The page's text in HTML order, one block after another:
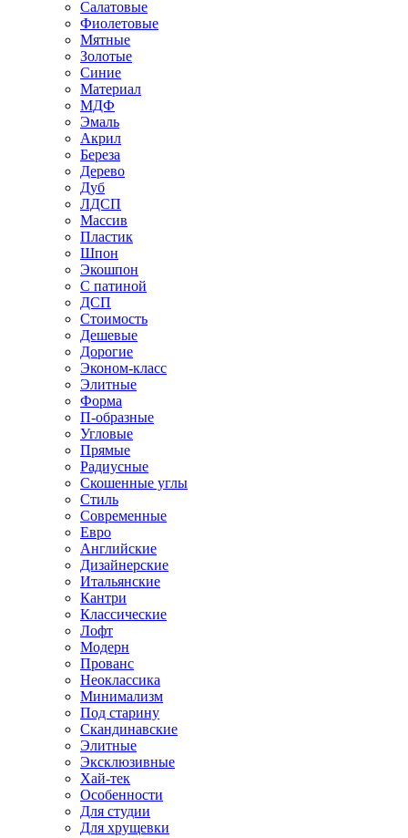
Салатовые
Фиолетовые
Мятные
Золотые
Синие
Материал
МДФ
Эмаль
Акрил
Береза
Дерево
Дуб
ЛДСП
Массив
Пластик
Шпон
Экошпон
С патиной
ДСП
Стоимость
Дешевые
Дорогие
Эконом-класс
Элитные
Форма
П-образные
Угловые
Прямые
Радиусные
Скошенные углы
Стиль
Современные
Евро
Английские
Дизайнерские
Итальянские
Кантри
Классические
Лофт
Модерн
Прованс
Неоклассика
Минимализм
Под старину
Скандинавские
Элитные
Эксклюзивные
Хай-тек
Особенности
Для студии
Для хрущевки